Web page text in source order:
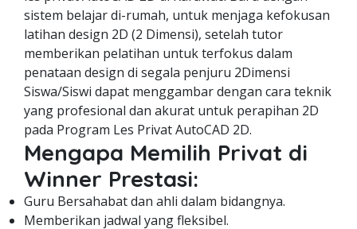
sistem belajar di-rumah, untuk menjaga kefokusan
latihan design 2D (2 Dimensi), setelah tutor
memberikan pelatihan untuk terfokus dalam
penataan design di segala penjuru 2Dimensi
Siswa/Siswi dapat menggambar dengan cara teknik
yang profesional dan akurat untuk perapihan 2D
pada Program Les Privat AutoCAD 2D.
Mengapa Memilih Privat di
Winner Prestasi:
Guru Bersahabat dan ahli dalam bidangnya.
Memberikan jadwal yang fleksibel.